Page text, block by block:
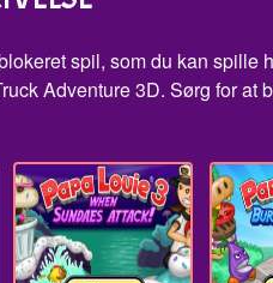
spil, som du kan spille
Adventure 3D. Sørg for